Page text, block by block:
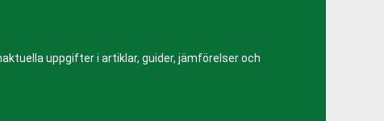
uppgifter i artiklar, guider, jämförelser och